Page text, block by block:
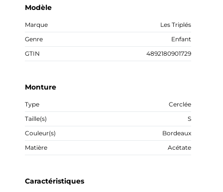
Modèle
Marque
Les Triplés
Genre
Enfant
GTIN
4892180901729
Monture
Type
Cerclée
Taille(s)
S
Couleur(s)
Bordeaux
Matière
Acétate
Caractéristiques